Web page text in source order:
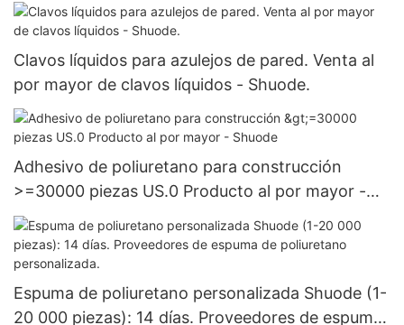
Clavos líquidos para azulejos de pared. Venta al
por mayor de clavos líquidos - Shuode.
Adhesivo de poliuretano para construcción
>=30000 piezas US.0 Producto al por mayor -
Shuode
Espuma de poliuretano personalizada Shuode (1-
20 000 piezas): 14 días. Proveedores de espuma